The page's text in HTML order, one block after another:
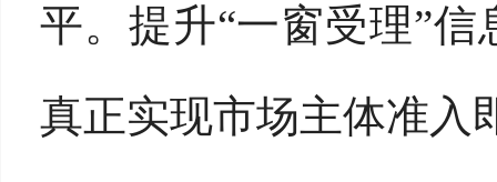
平。提升“一窗受理”
真正实现市场主体准入